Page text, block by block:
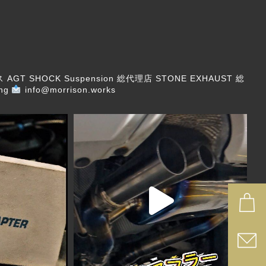
AGT SHOCK Suspension 総代理店 STONE EXHAUST 総
info@morrison.works